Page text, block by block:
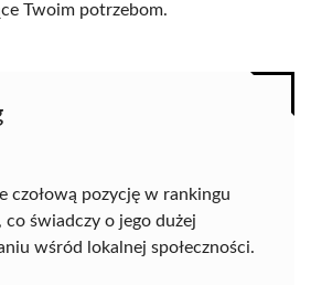
Twoim potrzebom.
czołową pozycję w rankingu
co świadczy o jego dużej
wśród lokalnej społeczności.